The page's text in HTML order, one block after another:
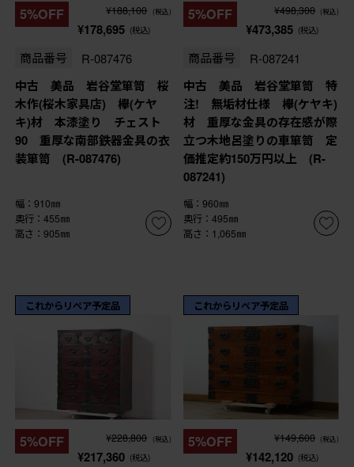
5%OFF ¥188,100 (税込)
¥178,695 (税込)
商品番号 R-087476
中古 美品 岩谷堂箪笥 桜
木作(桜木家具店) 欅(ケヤ
キ)材 本漆塗り チェスト
90 重厚な南部鉄器金具の衣
装箪笥 (R-087476)
幅：910㎜
奥行：455㎜
高さ：905㎜
5%OFF ¥498,300 (税込)
¥473,385 (税込)
商品番号 R-087241
中古 美品 岩谷堂箪笥 特
注! 無垢材仕様 欅(ケヤキ)
材 重厚な金具の存在感が際
立つ木地呂塗りの車箪笥 定
価推定約150万円以上 (R-
087241)
幅：960㎜
奥行：495㎜
高さ：1,065㎜
これからリペア予定品
5%OFF ¥228,800 (税込)
¥217,360 (税込)
これからリペア予定品
5%OFF ¥149,600 (税込)
¥142,120 (税込)